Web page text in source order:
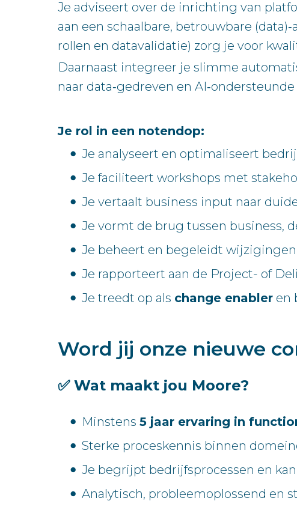
Je adviseert over de inrichting van
aan een schaalbare, betrouwbare
rollen en datavalidatie) zorg je voor
Daarnaast integreer je slimme
naar data‑gedreven en
Je rol in een notendop:
Je analyseert en optimaliseert
Je faciliteert workshops met
Je vertaalt business input naar
Je vormt de brug tussen business,
Je beheert en begeleidt
Je rapporteert aan de Project- of
Je treedt op als change enabler en
Word jij onze nieuwe
✅ Wat maakt jou Moore?
Minstens 5 jaar ervaring in
Sterke proceskennis binnen
Je begrijpt bedrijfsprocessen en
Analytisch, probleemoplossend en